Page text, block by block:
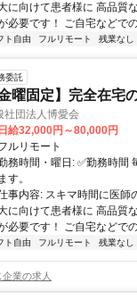
に向けて患者様に 高品質
必要です！ ご自宅などで
ト自由 フルリモート 残業なし
委託
金曜固定】完全在宅
社団法人博愛会
日給32,000円～80,000円
ルリモート
務時間・曜日: ✅勤務時
ます。
事内容: スキマ時間に医師
に向けて患者様に 高品質
必要です！ ご自宅などで
ト自由 フルリモート 残業なし
企業の求人